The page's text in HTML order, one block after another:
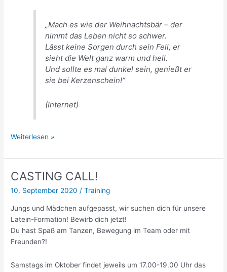
„Mach es wie der Weihnachtsbär – der
nimmt das Leben nicht so schwer.
Lässt keine Sorgen durch sein Fell, er
sieht die Welt ganz warm und hell.
Und sollte es mal dunkel sein, genießt er
sie bei Kerzenschein!“
(Internet)
Adventsgrüße
Vorstand
Weiterlesen »
CASTING CALL!
10. September 2020 /Training
Jungs und Mädchen aufgepasst, wir suchen dich für unsere
Latein-Formation! Bewirb dich jetzt!
Du hast Spaß am Tanzen, Bewegung im Team oder mit
Freunden?!
Samstags im Oktober findet jeweils um 17.00-19.00 Uhr das